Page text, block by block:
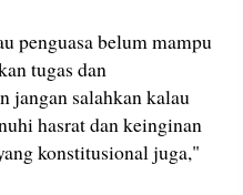
penguasa belum mampu
tugas dan
jangan salahkan kalau
hasrat dan keinginan
konstitusional juga,"